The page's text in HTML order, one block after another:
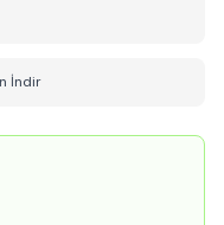
İndir